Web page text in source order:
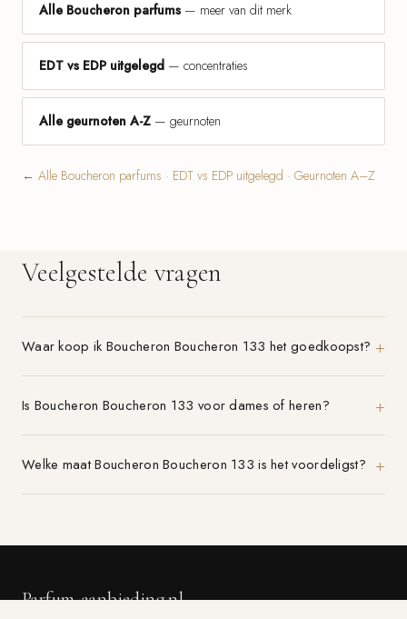
Alle Boucheron parfums — meer van dit merk
EDT vs EDP uitgelegd — concentraties
Alle geurnoten A-Z — geurnoten
← Alle Boucheron parfums · EDT vs EDP uitgelegd · Geurnoten A–Z
Veelgestelde vragen
Waar koop ik Boucheron Boucheron 133 het goedkoopst?
Is Boucheron Boucheron 133 voor dames of heren?
Welke maat Boucheron Boucheron 133 is het voordeligst?
Parfum-aanbieding.nl